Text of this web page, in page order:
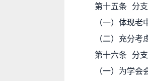
第十五条 分
（一）体现
（二）充分
第十六条 分
（一）为学会